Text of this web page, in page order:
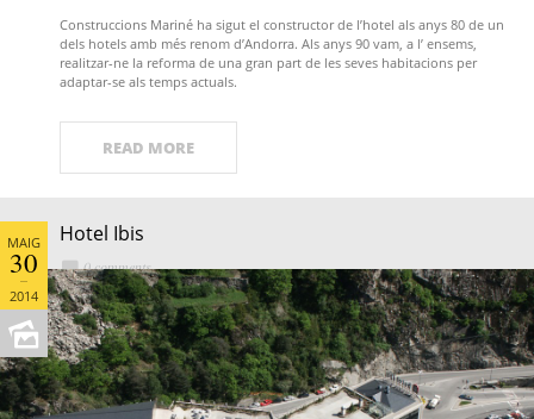
Construccions Mariné ha sigut el constructor de l’hotel als anys 80 de un
dels hotels amb més renom d’Andorra. Als anys 90 vam, a l’ ensems,
realitzar-ne la reforma de una gran part de les seves habitacions per
adaptar-se als temps actuals.
READ MORE
Hotel Ibis
0 comments
MAIG
30
2014